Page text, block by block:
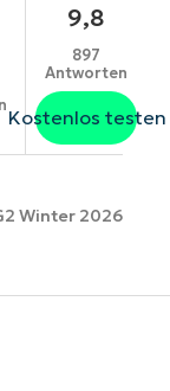
9,8
897
Antworten
Kostenlos testen
Winter 2026